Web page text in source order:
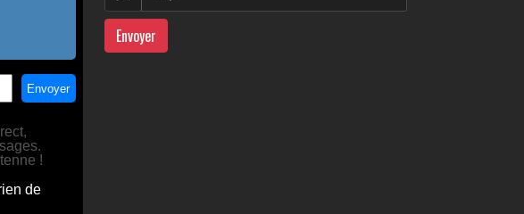
Envoyer